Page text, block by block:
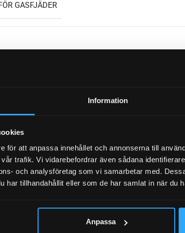
Information
för att anpassa innehållet och annonserna till
trafik. Vi vidarebefordrar även sådana
och analysföretag som vi samarbetar med.
har tillhandahållit eller som de har samlat in när du
Anpassa
GASFJÄDER
HOPTRYCKT: